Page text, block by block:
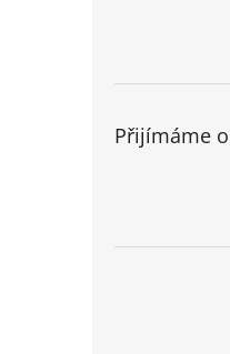
Přijímáme